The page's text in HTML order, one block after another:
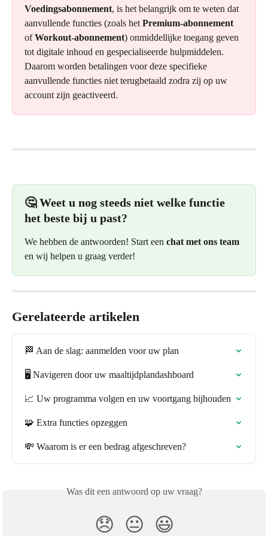
Voedingsabonnement, is het belangrijk om te weten dat
aanvullende functies (zoals het Premium-abonnement
of Workout-abonnement) onmiddellijke toegang geven
tot digitale inhoud en gespecialiseerde hulpmiddelen.
Daarom worden betalingen voor deze specifieke
aanvullende functies niet terugbetaald zodra zij op uw
account zijn geactiveerd.
🤔 Weet u nog steeds niet welke functie
het beste bij u past?
We hebben de antwoorden! Start een chat met ons team
en wij helpen u graag verder!
Gerelateerde artikelen
🏁 Aan de slag: aanmelden voor uw plan
🖥️ Navigeren door uw maaltijdplandashboard
📈 Uw programma volgen en uw voortgang bijhouden
🧩 Extra functies opzeggen
💸 Waarom is er een bedrag afgeschreven?
Was dit een antwoord op uw vraag?
😞 😐 😃